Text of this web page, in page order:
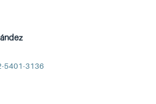
5401-3136